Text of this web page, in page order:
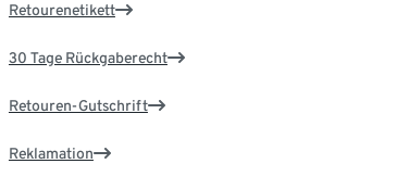
Retourenetikett
30 Tage Rückgaberecht
Retouren-Gutschrift
Reklamation